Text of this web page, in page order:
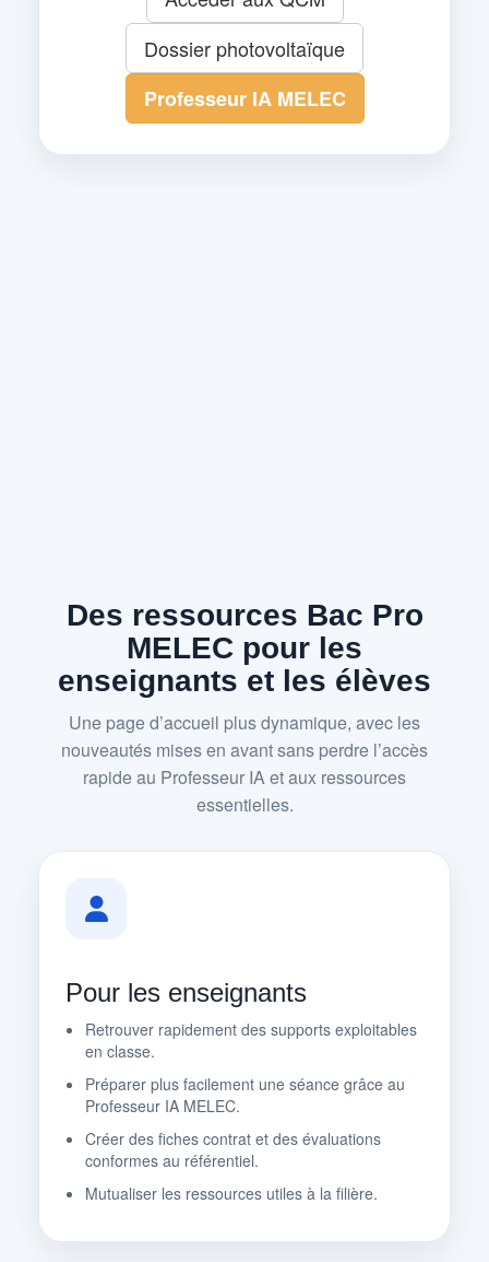
Dossier photovoltaïque
Professeur IA MELEC
Des ressources Bac Pro
MELEC pour les
enseignants et les élèves
Une page d’accueil plus dynamique, avec les
nouveautés mises en avant sans perdre l’accès
rapide au Professeur IA et aux ressources
essentielles.
Pour les enseignants
Retrouver rapidement des supports exploitables
en classe.
Préparer plus facilement une séance grâce au
Professeur IA MELEC.
Créer des fiches contrat et des évaluations
conformes au référentiel.
Mutualiser les ressources utiles à la filière.